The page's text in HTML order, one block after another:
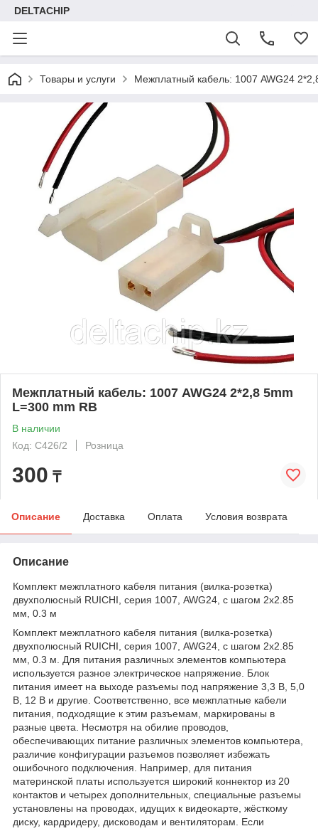
DELTACHIP
Товары и услуги Межплатный кабель: 1007 AWG24
Межплатный кабель: 1007 AWG24 2*2,8 5mm
L=300 mm RB
В наличии
Код: C426/2
Розница
300 ₸
Описание Доставка Оплата Условия возврата
Описание
Комплект межплатного кабеля питания (вилка-розетка)
двухполюсный RUICHI, серия 1007, AWG24, с шагом 2x2.85
мм, 0.3 м
Комплект межплатного кабеля питания (вилка-розетка)
двухполюсный RUICHI, серия 1007, AWG24, с шагом 2x2.85
мм, 0.3 м. Для питания различных элементов компьютера
используется разное электрическое напряжение. Блок
питания имеет на выходе разъемы под напряжение 3,3 В, 5,0
В, 12 В и другие. Соответственно, все межплатные кабели
питания, подходящие к этим разъемам, маркированы в
разные цвета. Несмотря на обилие проводов,
обеспечивающих питание различных элементов компьютера,
различие конфигурации разъемов позволяет избежать
ошибочного подключения. Например, для питания
материнской платы используется широкий коннектор из 20
контактов и четырех дополнительных, специальные разъемы
установлены на проводах, идущих к видеокарте, жёсткому
диску, кардридеру, дисководам и вентиляторам. Если